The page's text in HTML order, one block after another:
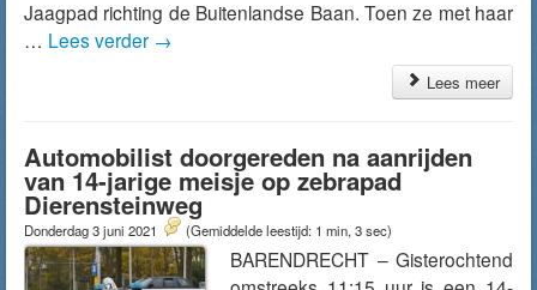
Jaagpad richting de Buitenlandse Baan. Toen ze met haar
… Lees verder →
Lees meer
Automobilist doorgereden na aanrijden
van 14-jarige meisje op zebrapad
Dierensteinweg
Donderdag 3 juni 2021 (Gemiddelde leestijd: 1 min, 3 sec)
BARENDRECHT – Gisterochtend